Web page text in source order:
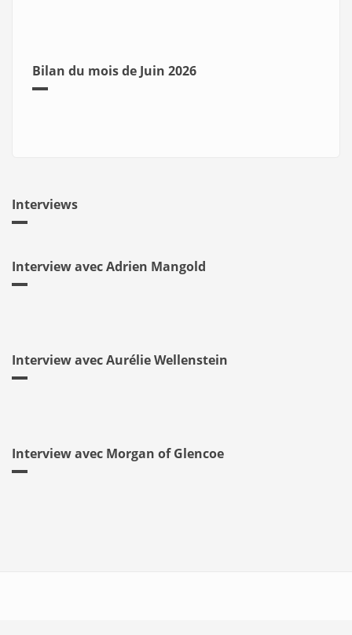
Bilan du mois de Juin 2026
Interviews
Interview avec Adrien Mangold
Interview avec Aurélie Wellenstein
Interview avec Morgan of Glencoe